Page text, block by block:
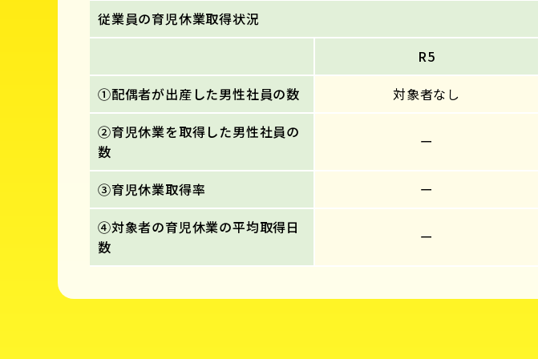
従業員の育児休業取得状況
R5
①配偶者が出産した男性社員の数
対象者なし
②育児休業を取得した男性社員の
数
ー
③育児休業取得率 ー
④対象者の育児休業の平均取得日
数
ー